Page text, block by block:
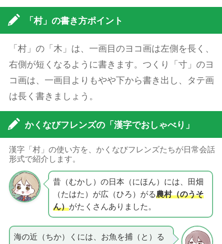
「村」の書き方ポイント
「村」の「木」は、一画目のヨコ画は左側を長く、
右側が短くなるように書きます。つくり「寸」のヨ
コ画は、一画目よりもやや下から書き出し、タテ画
は長く書きましょう。
かくなびフレンズの「漢字でおしゃべり」
漢字「村」の使い方を、かくなびフレンズたちが日常会話
形式で紹介します。
昔（むかし）の日本（にほん）には、田畑
（たはた）が広（ひろ）がる農村（のうそ
ん）がたくさんありました。
海の近（ちか）くには、お魚を捕（と）る